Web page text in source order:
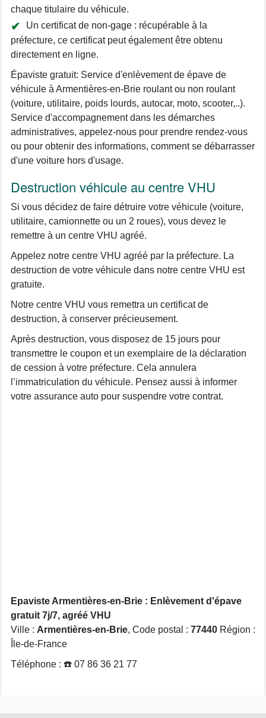
chaque titulaire du véhicule.
Un certificat de non-gage : récupérable à la
préfecture, ce certificat peut également être obtenu
directement en ligne.
Épaviste gratuit: Service d'enlèvement de épave de
véhicule à Armentières-en-Brie roulant ou non roulant
(voiture, utilitaire, poids lourds, autocar, moto, scooter,..).
Service d'accompagnement dans les démarches
administratives, appelez-nous pour prendre rendez-vous
ou pour obtenir des informations, comment se débarrasser
d'une voiture hors d'usage.
Destruction véhicule au centre VHU
Si vous décidez de faire détruire votre véhicule (voiture,
utilitaire, camionnette ou un 2 roues), vous devez le
remettre à un centre VHU agréé.
Appelez notre centre VHU agréé par la préfecture. La
destruction de votre véhicule dans notre centre VHU est
gratuite.
Notre centre VHU vous remettra un certificat de
destruction, à conserver précieusement.
Après destruction, vous disposez de 15 jours pour
transmettre le coupon et un exemplaire de la déclaration
de cession à votre préfecture. Cela annulera
l’immatriculation du véhicule. Pensez aussi à informer
votre assurance auto pour suspendre votre contrat.
Epaviste Armentières-en-Brie : Enlèvement d'épave
gratuit 7j/7, agréé VHU
Ville : Armentières-en-Brie, Code postal : 77440 Région :
Île-de-France
Téléphone : ☎️ 07 86 36 21 77